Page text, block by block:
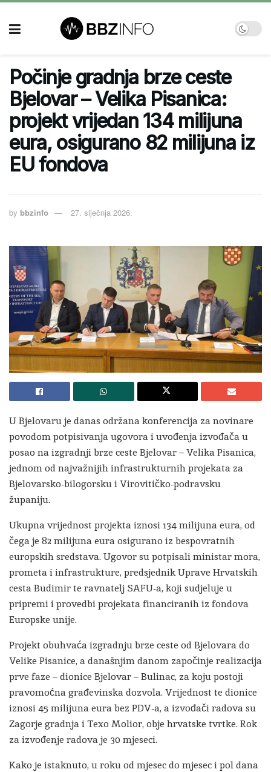
Počinje gradnja brze ceste
Bjelovar – Velika Pisanica:
projekt vrijedan 134 milijuna
eura, osigurano 82 milijuna iz
EU fondova
by bbzinfo 27. siječnja 2026.
U Bjelovaru je danas održana konferencija za novinare
povodom potpisivanja ugovora i uvođenja izvođača u
posao na izgradnji brze ceste Bjelovar – Velika Pisanica,
jednom od najvažnijih infrastrukturnih projekata za
Bjelovarsko-bilogorsku i Virovitičko-podravsku
županiju.
Ukupna vrijednost projekta iznosi 134 milijuna eura, od
čega je 82 milijuna eura osigurano iz bespovratnih
europskih sredstava. Ugovor su potpisali ministar mora,
prometa i infrastrukture, predsjednik Uprave Hrvatskih
cesta Budimir te ravnatelj SAFU-a, koji sudjeluje u
pripremi i provedbi projekata financiranih iz fondova
Europske unije.
Projekt obuhvaća izgradnju brze ceste od Bjelovara do
Velike Pisanice, a današnjim danom započinje realizacija
prve faze – dionice Bjelovar – Bulinac, za koju postoji
pravomoćna građevinska dozvola. Vrijednost te dionice
iznosi 45 milijuna eura bez PDV-a, a izvođači radova su
Zagorje gradnja i Texo Molior, obje hrvatske tvrtke. Rok
za izvođenje radova je 30 mjeseci.
Kako je istaknuto, u roku od mjesec do mjesec i pol dana